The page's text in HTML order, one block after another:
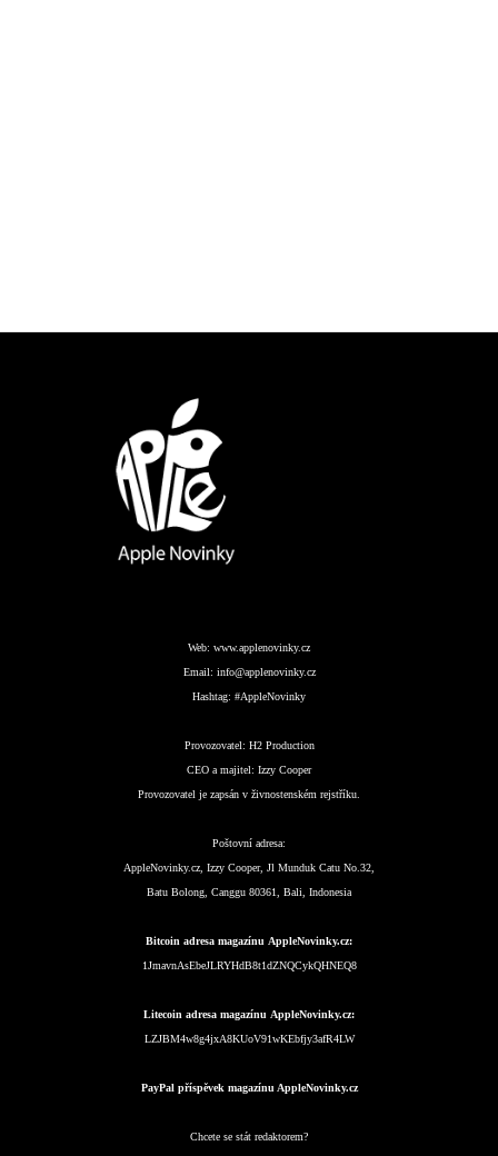
Web: www.applenovinky.cz
Email: info@applenovinky.cz
Hashtag: #AppleNovinky
Provozovatel: H2 Production
CEO a majitel: Izzy Cooper
Provozovatel je zapsán v živnostenském rejstříku.
Poštovní adresa:
AppleNovinky.cz, Izzy Cooper, Jl Munduk Catu No.32,
Batu Bolong, Canggu 80361, Bali, Indonesia
Bitcoin adresa magazínu AppleNovinky.cz:
1JmavnAsEbeJLRYHdB8t1dZNQCykQHNEQ8
Litecoin adresa magazínu AppleNovinky.cz:
LZJBM4w8g4jxA8KUoV91wKEbfjy3afR4LW
PayPal příspěvek magazínu AppleNovinky.cz
Chcete se stát redaktorem?